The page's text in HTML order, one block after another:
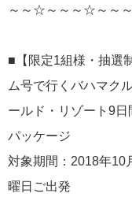
～～☆～～～☆～～
■【限定1組様・抽選
ム号で行くバハマク
ールド・リゾート9
パッケージ
対象期間：2018年10
曜日ご出発